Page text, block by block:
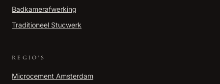
Badkamerafwerking
Traditioneel Stucwerk
REGIO'S
Microcement Amsterdam